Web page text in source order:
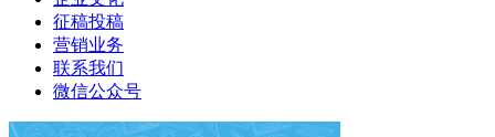
征稿投稿
营销业务
联系我们
微信公众号